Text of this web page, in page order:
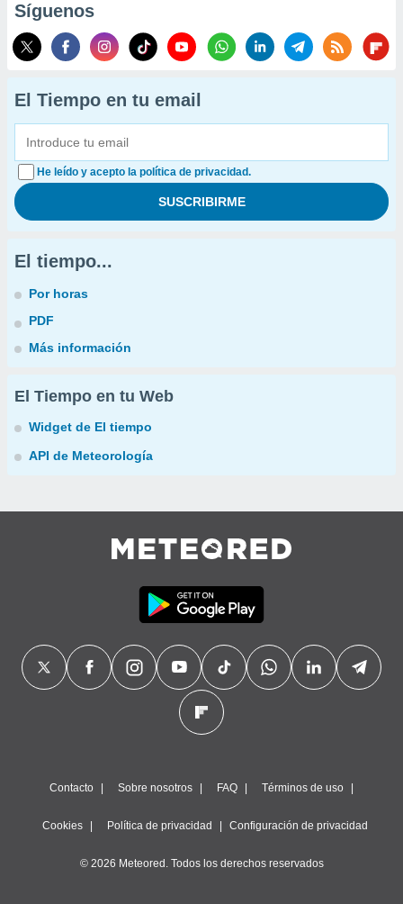
Síguenos
El Tiempo en tu email
He leído y acepto la política de privacidad.
El tiempo...
Por horas
PDF
Más información
El Tiempo en tu Web
Widget de El tiempo
API de Meteorología
Contacto Sobre nosotros FAQ Términos de uso
Cookies Política de privacidad Configuración de privacidad
© 2026 Meteored. Todos los derechos reservados